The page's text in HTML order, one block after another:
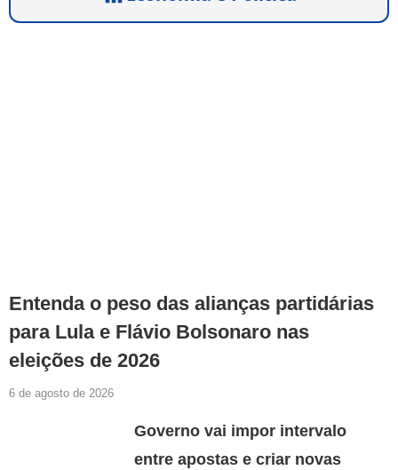
Entenda o peso das alianças partidárias
para Lula e Flávio Bolsonaro nas
eleições de 2026
6 de agosto de 2026
Governo vai impor intervalo
entre apostas e criar novas